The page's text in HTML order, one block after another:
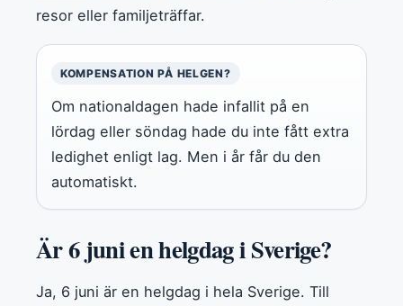
resor eller familjeträffar.
KOMPENSATION PÅ HELGEN?
Om nationaldagen hade infallit på en
lördag eller söndag hade du inte fått extra
ledighet enligt lag. Men i år får du den
automatiskt.
Är 6 juni en helgdag i Sverige?
Ja, 6 juni är en helgdag i hela Sverige. Till